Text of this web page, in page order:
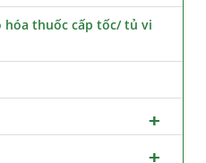
thuốc cấp tốc/ tủ vi